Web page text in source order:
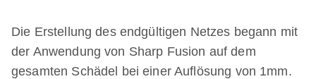
Die Erstellung des endgültigen Netzes begann mit
der Anwendung von Sharp Fusion auf dem
gesamten Schädel bei einer Auflösung von 1mm.